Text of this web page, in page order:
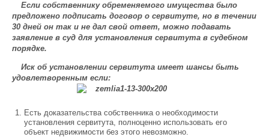
Если собственнику обременяемого имущества было
предложено подписать договор о сервитуте, но в течении
30 дней он так и не дал свой ответ, можно подавать
заявление в суд для установления сервитута в судебном
порядке.
Иск об установлении сервитута имеет шансы быть
удовлетворенным если:
Есть доказательства собственника о необходимости
установления сервитута, полноценно использовать его
объект недвижимости без этого невозможно.